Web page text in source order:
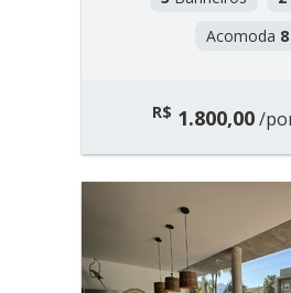
Acomoda 8
R$ 1.800,00/